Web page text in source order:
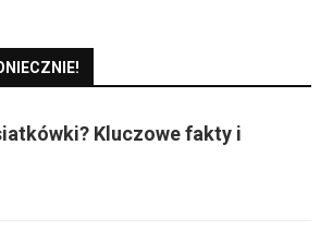
Kluczowe fakty i